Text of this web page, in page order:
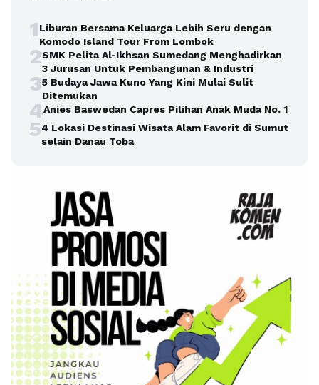
1Liburan Bersama Keluarga Lebih Seru dengan
Komodo Island Tour From Lombok
2SMK Pelita Al-Ikhsan Sumedang Menghadirkan
3 Jurusan Untuk Pembangunan & Industri
35 Budaya Jawa Kuno Yang Kini Mulai Sulit
Ditemukan
4Anies Baswedan Capres Pilihan Anak Muda No. 1
54 Lokasi Destinasi Wisata Alam Favorit di Sumut
selain Danau Toba